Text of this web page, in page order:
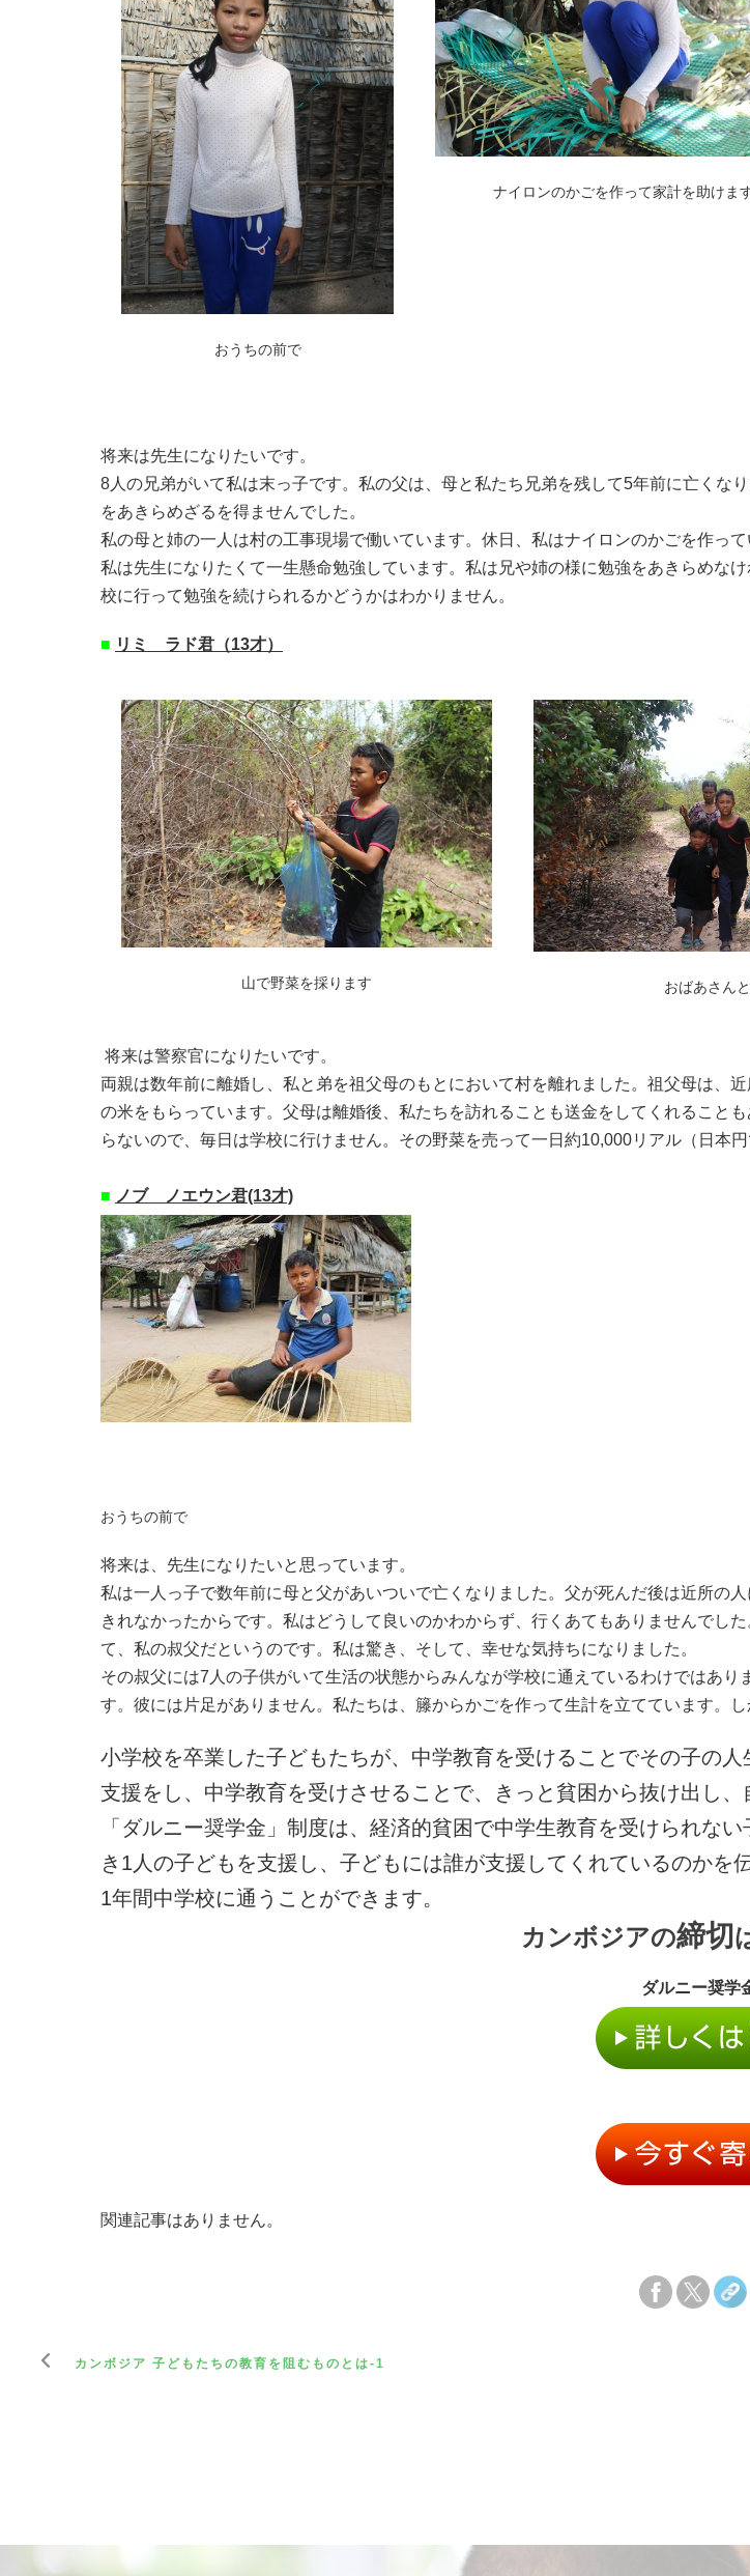
おうちの前で
ナイロンのかごを作って家計を助けま
将来は先生になりたいです。
8人の兄弟がいて私は末っ子です。私の父は、 母と私たち兄弟を残して5年前に亡くな
をあきらめざるを得ませんでした。
私の母と姉の一人は村の工事現場で働いています。休日、私はナイロンのかごを作っ
私は先生になりたくて一生懸命勉強しています。私は兄や姉の様に勉強をあきらめな
校に行って勉強を続けられるかどうかはわかりません。
■ リミ ラド君（13才）
山で野菜を採ります おばあさん
将来は警察官になりたいです。
両親は数年前に離婚し、私と弟を祖父母のもとにおいて村を離れました。祖父母は、
の米をもらっています。父母は離婚後、私たちを訪れることも送金をしてくれることも
らないので、毎日は学校に行けません。その野菜を売って一日約10,000リアル（日本
■ ノブ ノエウン君(13才)
おうちの前で
将来は、先生になりたいと思っています。
私は一人っ子で数年前に母と父があいついで亡くなりました。父が死んだ後は近所の
きれなかったからです。私はどうして良いのかわからず、行くあてもありませんでし
て、私の叔父だというのです。私は驚き、そして、幸せな気持ちになりました。
その叔父には7人の子供がいて生活の状態からみんなが学校に通えているわけではあ
す。彼には片足がありません。私たちは、籐からかごを作って生計を立てています。
小学校を卒業した子どもたちが、中学教育を受けることでその子の
支援をし、中学教育を受けさせることで、きっと貧困から抜け出し、
「ダルニー奨学金」制度は、経済的貧困で中学生教育を受けられな
き1人の子どもを支援し、子どもには誰が支援してくれているのかを
1年間中学校に通うことができます。
カンボジアの締切
ダルニー奨学
関連記事はありません。
カンボジア 子どもたちの教育を阻むものとは-1